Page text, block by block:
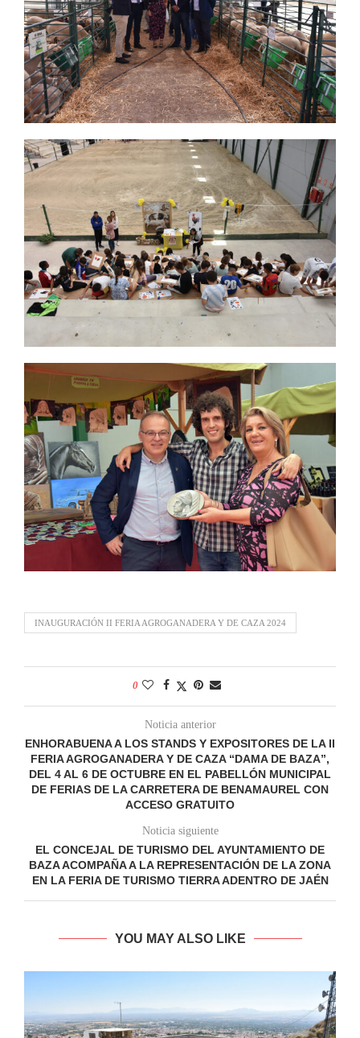
INAUGURACIÓN II FERIA AGROGANADERA Y DE CAZA 2024
0
Noticia anterior
ENHORABUENA A LOS STANDS Y EXPOSITORES DE LA II
FERIA AGROGANADERA Y DE CAZA “DAMA DE BAZA”,
DEL 4 AL 6 DE OCTUBRE EN EL PABELLÓN MUNICIPAL
DE FERIAS DE LA CARRETERA DE BENAMAUREL CON
ACCESO GRATUITO
Noticia siguiente
EL CONCEJAL DE TURISMO DEL AYUNTAMIENTO DE
BAZA ACOMPAÑA A LA REPRESENTACIÓN DE LA ZONA
EN LA FERIA DE TURISMO TIERRA ADENTRO DE JAÉN
YOU MAY ALSO LIKE